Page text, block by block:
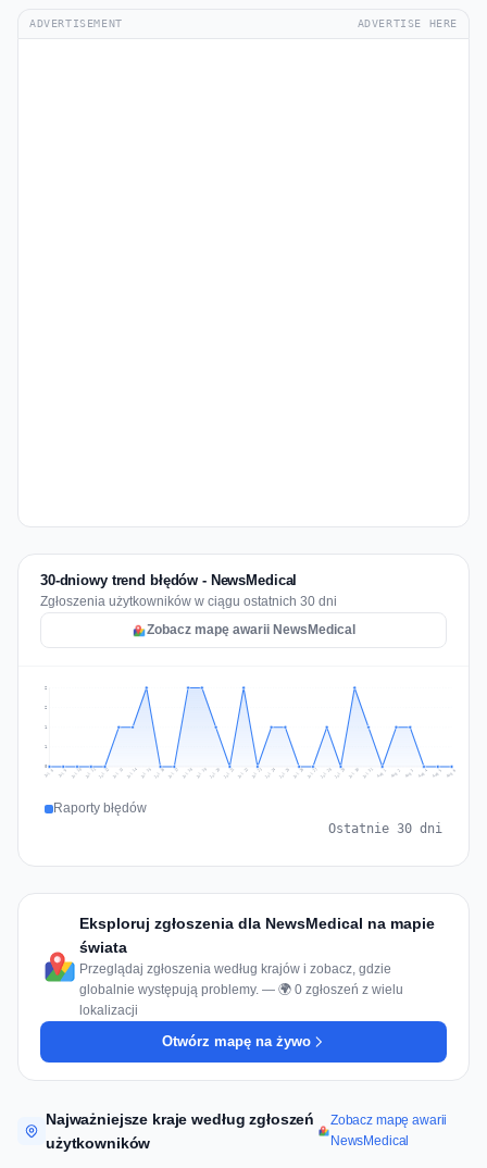
ADVERTISEMENT ADVERTISE HERE
30-dniowy trend błędów - NewsMedical
Zgłoszenia użytkowników w ciągu ostatnich 30 dni
Zobacz mapę awarii NewsMedical
1
1
2
2
Jul 8 Jul 9 Jul 10 Jul 11 Jul 12 Jul 13 Jul 14 Jul 15 Jul 16 Jul 17 Jul 18 Jul 19 Jul 20 Jul 21 Jul 22 Jul 23 Jul 24 Jul 25 Jul 26 Jul 27 Jul 28 Jul 29 Jul 30 Jul 31 Aug 1 Aug 2 Aug 3 Aug 4 Aug 5 Aug 6
Raporty błędów
Ostatnie 30 dni
Eksploruj zgłoszenia dla NewsMedical na mapie
świata
Przeglądaj zgłoszenia według krajów i zobacz, gdzie
globalnie występują problemy. — 🌍 0 zgłoszeń z wielu
lokalizacji
Otwórz mapę na żywo
Najważniejsze kraje według zgłoszeń
użytkowników
Zobacz mapę awarii
NewsMedical